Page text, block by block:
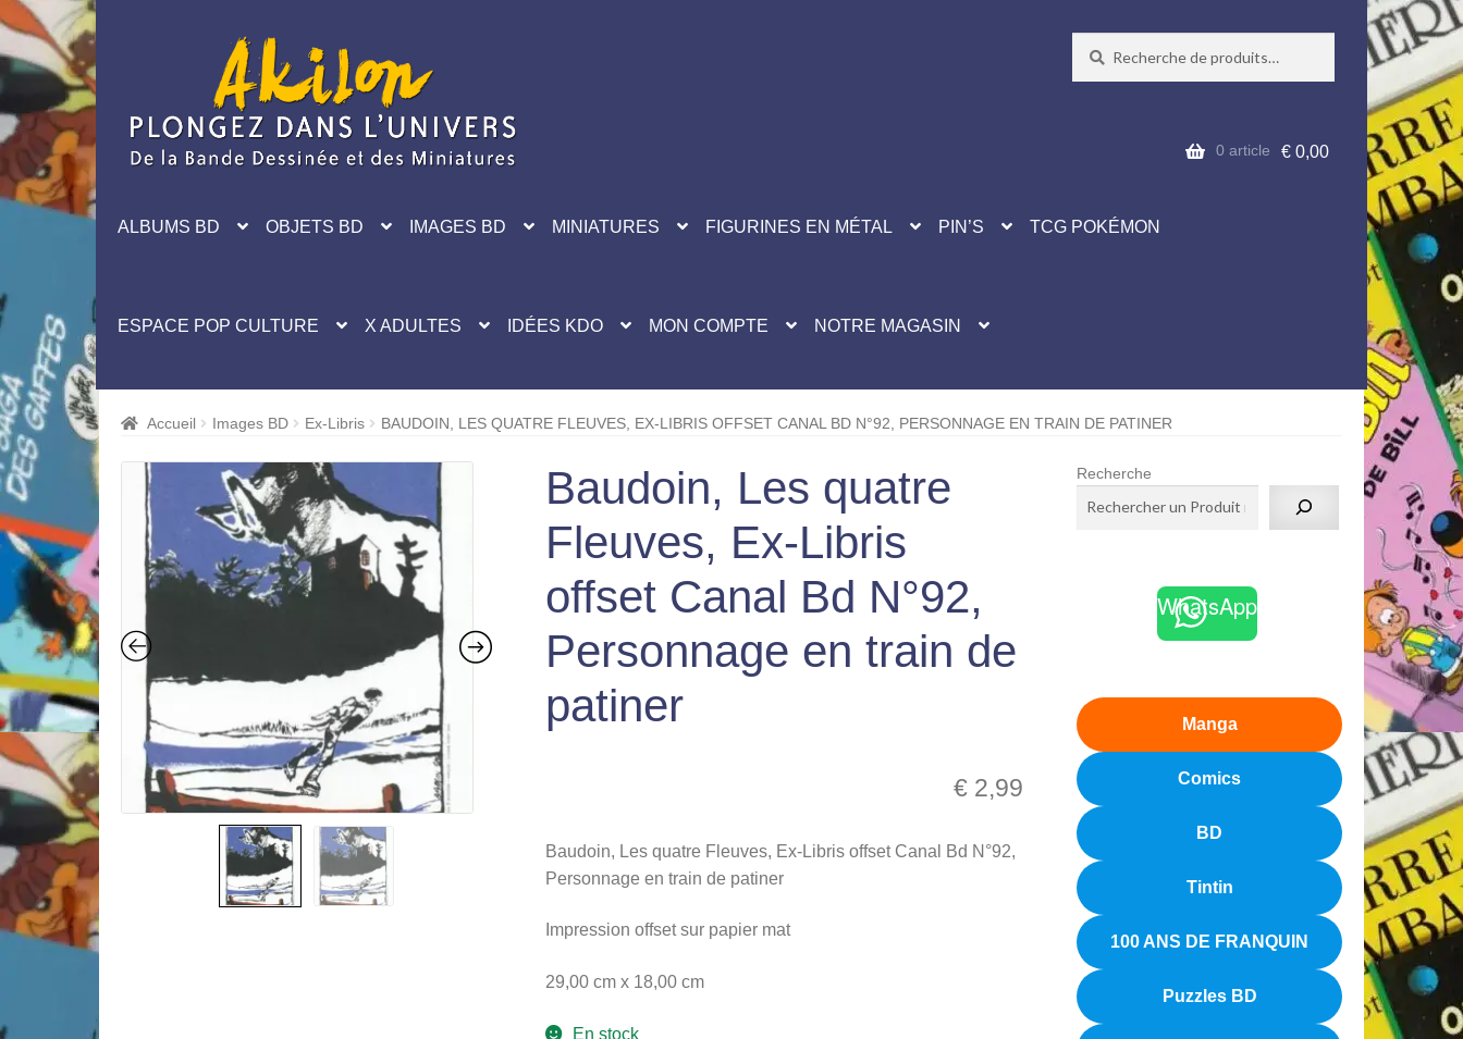
navigation
pour :
ALBUMS BD OBJETS BD IMAGES BD MINIATURES FIGURINES EN MÉTAL PIN’S TCG POKÉMON
ESPACE POP CULTURE X ADULTES IDÉES KDO MON COMPTE NOTRE MAGASIN
€0,00
0 article
Accueil Images BD Ex-Libris BAUDOIN, LES QUATRE FLEUVES, EX-LIBRIS OFFSET CANAL BD N°92, PERSONNAGE EN TRAIN DE PATINER
Baudoin, Les quatre
Fleuves, Ex-Libris
offset Canal Bd N°92,
Personnage en train de
patiner
€ 2,99
Baudoin, Les quatre Fleuves, Ex-Libris offset Canal Bd N°92,
Personnage en train de patiner
Impression offset sur papier mat
29,00 cm x 18,00 cm
En stock
Recherche
WhatsApp
Manga
Comics
BD
Tintin
100 ANS DE FRANQUIN
Puzzles BD